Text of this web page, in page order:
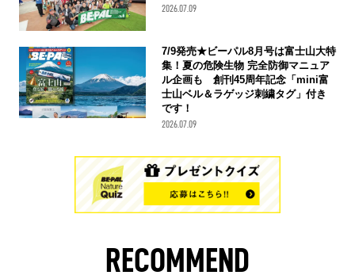
2026.07.09
7/9発売★ビーパル8月号は富士山大特
集！夏の危険生物 完全防御マニュア
ル企画も 創刊45周年記念「mini富
士山ベル＆ラゲッジ刺繍タグ」付き
です！
2026.07.09
RECOMMEND